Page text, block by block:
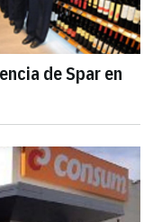
de Spar en